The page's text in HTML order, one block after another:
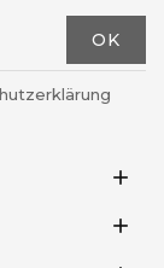

